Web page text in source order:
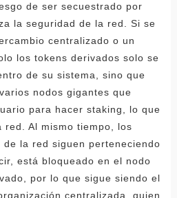
de ser secuestrado por
la seguridad de la red. Si se
centralizado o un
los tokens derivados solo se
de su sistema, sino que
nodos gigantes que
para hacer staking, lo que
Al mismo tiempo, los
la red siguen perteneciendo
está bloqueado en el nodo
por lo que sigue siendo el
centralizada, quien